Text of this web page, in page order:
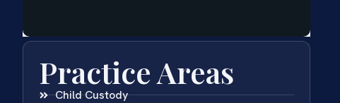
Practice Areas
Child Custody